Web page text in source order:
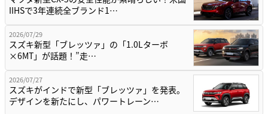
IIHSで3年連続全ブランド1…
2026/07/29
スズキ新型「ブレッツァ」の「1.0Lターボ
×6MT」が話題！”走…
2026/07/27
スズキがインドで新型「ブレッツァ」を発表。
デザインを新たにし、パワートレーン…